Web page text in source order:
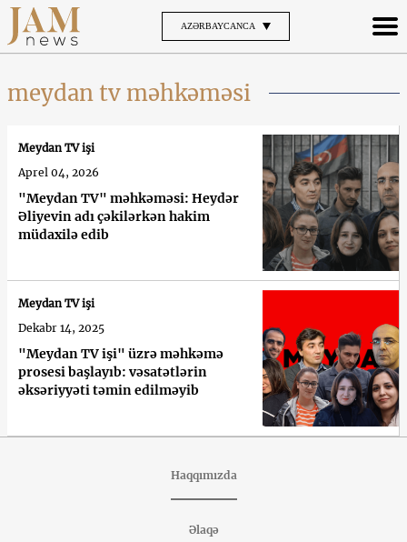
AZƏRBAYCANCA
meydan tv məhkəməsi
"Meydan TV" məhkəməsi: Heydər
Əliyevin adı çəkilərkən hakim
müdaxilə edib
Meydan TV işi
Aprel 04, 2026
"Meydan TV işi" üzrə məhkəmə
prosesi başlayıb: vəsatətlərin
əksəriyyəti təmin edilməyib
Meydan TV işi
Dekabr 14, 2025
Haqqımızda
Əlaqə